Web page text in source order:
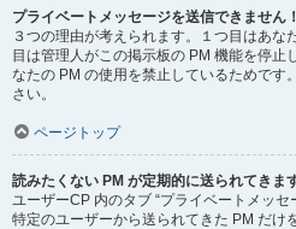
プライベートメッセージを送信できません！
３つの理由が考えられます。１つ目はあな
目は管理人がこの掲示板の PM 機能を停止
なたの PM の使用を禁止しているためです
さい。
ページトップ
読みたくない PM が定期的に送られてきま
ユーザーCP 内のタブ “プライベートメッセ
特定のユーザーから送られてきた PM だけ